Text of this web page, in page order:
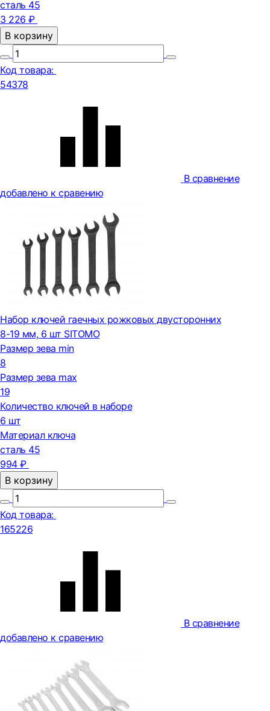
сталь 45
3 226 ₽
В корзину
Код товара:
54378
В сравнение
добавлено к сравению
Набор ключей гаечных рожковых двусторонних
8-19 мм, 6 шт SITOMO
Размер зева min
8
Размер зева max
19
Количество ключей в наборе
6 шт
Материал ключа
сталь 45
994 ₽
В корзину
Код товара:
165226
В сравнение
добавлено к сравению